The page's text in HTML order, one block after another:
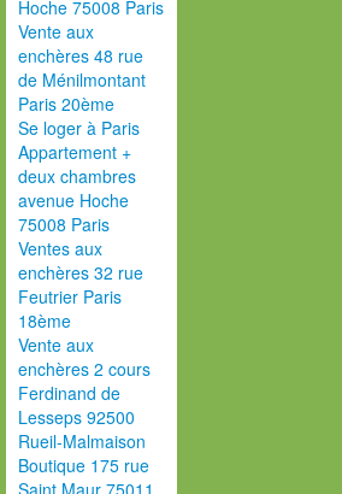
Hoche 75008 Paris
Vente aux
enchères 48 rue
de Ménilmontant
Paris 20ème
Se loger à Paris
Appartement +
deux chambres
avenue Hoche
75008 Paris
Ventes aux
enchères 32 rue
Feutrier Paris
18ème
Vente aux
enchères 2 cours
Ferdinand de
Lesseps 92500
Rueil-Malmaison
Boutique 175 rue
Saint Maur 75011